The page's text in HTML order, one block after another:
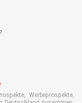
Werbeprospekte,